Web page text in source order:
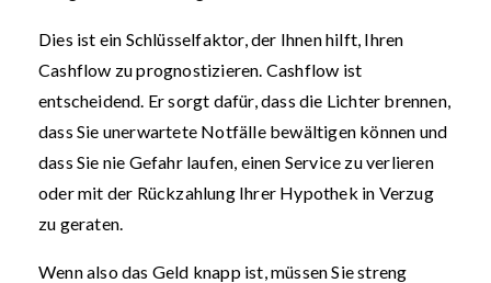
Dies ist ein Schlüsselfaktor, der Ihnen hilft, Ihren
Cashflow zu prognostizieren. Cashflow ist
entscheidend. Er sorgt dafür, dass die Lichter brennen,
dass Sie unerwartete Notfälle bewältigen können und
dass Sie nie Gefahr laufen, einen Service zu verlieren
oder mit der Rückzahlung Ihrer Hypothek in Verzug
zu geraten.
Wenn also das Geld knapp ist, müssen Sie streng